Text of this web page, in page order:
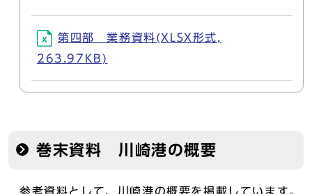
第四部 業務資料(XLSX形式,
263.97KB)
巻末資料 川崎港の概要
参考資料として、川崎港の概要を掲載しています。